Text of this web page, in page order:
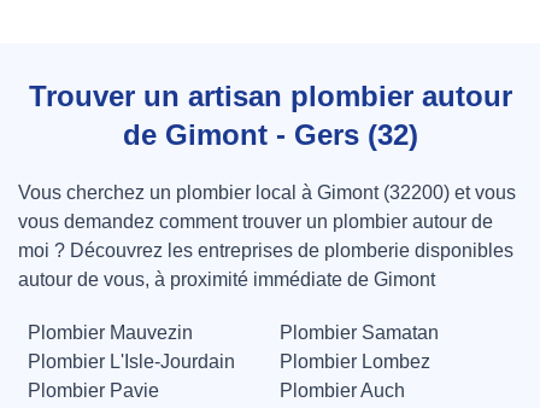
Trouver un artisan plombier autour
de Gimont - Gers (32)
Vous cherchez un plombier local à Gimont (32200) et vous
vous demandez comment trouver un plombier autour de
moi ? Découvrez les entreprises de plomberie disponibles
autour de vous, à proximité immédiate de Gimont
Plombier Mauvezin
Plombier Samatan
Plombier L'Isle-Jourdain
Plombier Lombez
Plombier Pavie
Plombier Auch